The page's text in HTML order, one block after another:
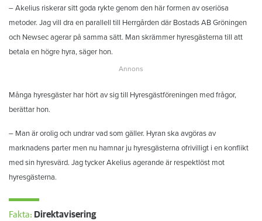
– Akelius riskerar sitt goda rykte genom den här formen av oseriösa
metoder. Jag vill dra en parallell till Herrgården där Bostads AB Gröningen
och Newsec agerar på samma sätt. Man skrämmer hyresgästerna till att
betala en högre hyra, säger hon.
Många hyresgäster har hört av sig till Hyresgästföreningen med frågor,
berättar hon.
– Man är orolig och undrar vad som gäller. Hyran ska avgöras av
marknadens parter men nu hamnar ju hyresgästerna ofrivilligt i en konflikt
med sin hyresvärd. Jag tycker Akelius agerande är respektlöst mot
hyresgästerna.
Fakta: Direktavisering